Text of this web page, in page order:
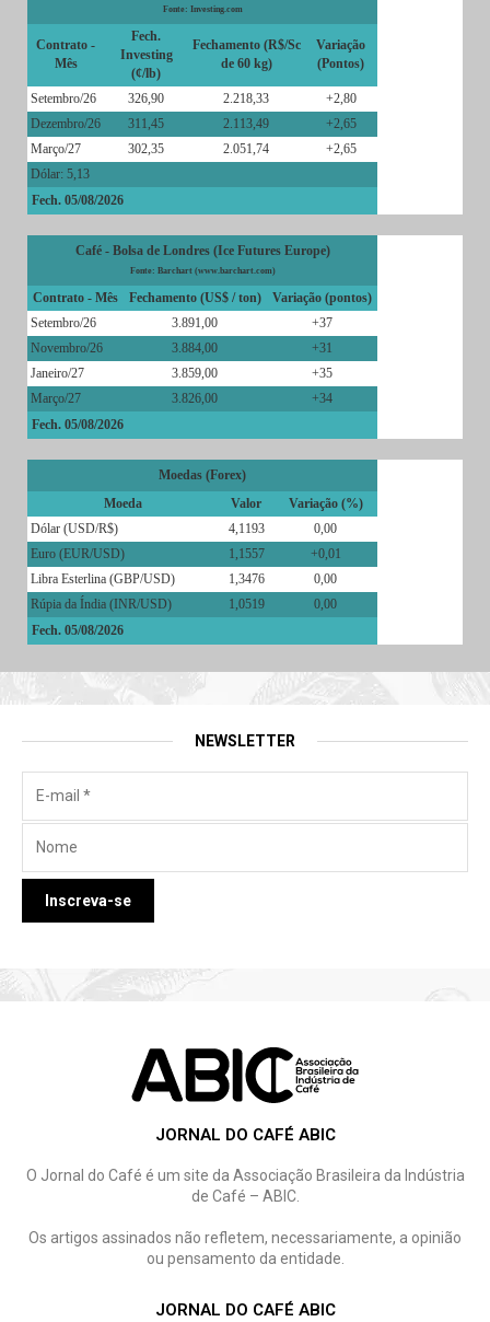
Fonte: Investing.com
Contrato -
Mês
Fech.
Investing
(¢/lb)
Fechamento (R$/Sc
de 60 kg)
Variação
(Pontos)
Setembro/26 326,90 2.218,33
+2,80
Dezembro/26
311,45 2.113,49
+2,65
Março/27
302,35 2.051,74
+2,65
Dólar: 5,13
Fech. 05/08/2026
Café - Bolsa de Londres (Ice Futures Europe)
Fonte: Barchart (www.barchart.com)
Contrato - Mês Fechamento (US$ / ton)
Variação (pontos)
Setembro/26
3.891,00
+37
Novembro/26
3.884,00
+31
Janeiro/27
3.859,00
+35
Março/27
3.826,00
+34
Fech. 05/08/2026
Moedas (Forex)
Moeda
Valor
Variação (%)
Dólar (USD/R$)
4,1193
0,00
Euro (EUR/USD)
1,1557
+0,01
Libra Esterlina (GBP/USD)
1,3476
0,00
Rúpia da Índia (INR/USD)
1,0519
0,00
Fech. 05/08/2026
NEWSLETTER
JORNAL DO CAFÉ ABIC
O Jornal do Café é um site da Associação Brasileira da Indústria
de Café – ABIC.
Os artigos assinados não refletem, necessariamente, a opinião
ou pensamento da entidade.
JORNAL DO CAFÉ ABIC